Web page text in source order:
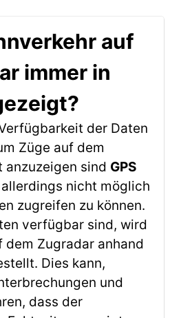
auf
immer in
der Daten
Züge auf dem
anzuzeigen sind GPS
nicht möglich
zugreifen zu können.
verfügbar sind, wird
dem Zugradar anhand
Dies kann,
und
dass der